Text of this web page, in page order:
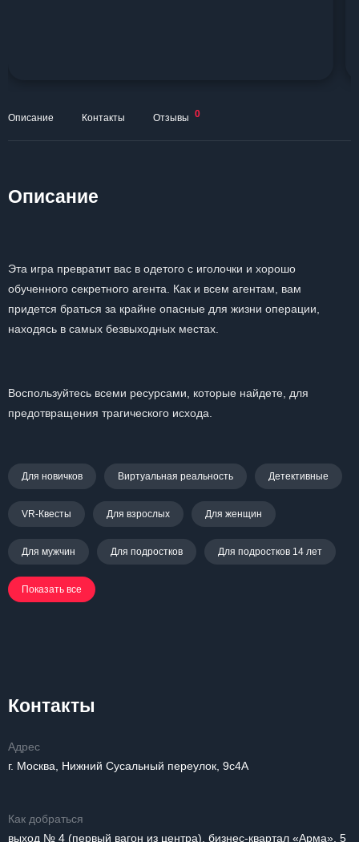
Описание Контакты Отзывы 0
Описание
Эта игра превратит вас в одетого с иголочки и хорошо
обученного секретного агента. Как и всем агентам, вам
придется браться за крайне опасные для жизни операции,
находясь в самых безвыходных местах.
Воспользуйтесь всеми ресурсами, которые найдете, для
предотвращения трагического исхода.
Для новичков Виртуальная реальность Детективные
VR-Квесты Для взрослых Для женщин
Для мужчин Для подростков Для подростков 14 лет
Показать все
Контакты
Адрес
г. Москва, Нижний Сусальный переулок, 9с4А
Как добраться
выход № 4 (первый вагон из центра), бизнес-квартал «Арма», 5